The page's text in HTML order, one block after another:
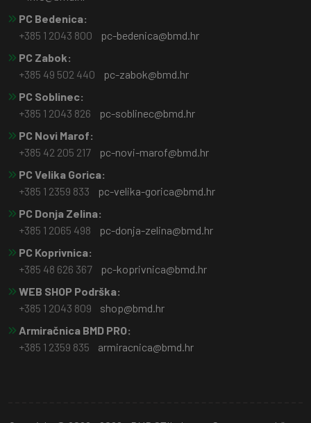
PC Bedenica:
+385 1 2043 800
pc-bedenica@bmd.hr
PC Zabok:
+385 49 502 440
pc-zabok@bmd.hr
PC Soblinec:
+385 1 2043 826
pc-soblinec@bmd.hr
PC Novi Marof:
+385 42 205 217
pc-novi-marof@bmd.hr
PC Velika Gorica:
+385 1 2359 833
pc-velika-gorica@bmd.hr
PC Donja Zelina:
+385 1 2065 498
pc-donja-zelina@bmd.hr
PC Koprivnica:
+385 48 626 367
pc-koprivnica@bmd.hr
WEB SHOP Podrška:
+385 1 2043 809
shop@bmd.hr
Armiračnica BMD PRO:
+385 1 2359 835
armiracnica@bmd.hr